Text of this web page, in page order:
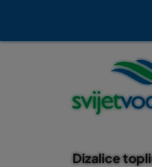
Dizalice